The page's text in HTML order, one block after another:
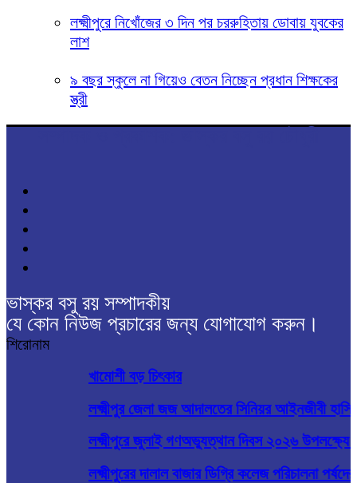
লক্ষ্মীপুরে নিখোঁজের ৩ দিন পর চররুহিতায় ডোবায় যুবকের
লাশ
৯ বছর স্কুলে না গিয়েও বেতন নিচ্ছেন প্রধান শিক্ষকের
স্ত্রী
ভাস্কর বসু রয় সম্পাদকীয়
যে কোন নিউজ প্রচারের জন্য যোগাযোগ করুন।
শিরোনাম
খামোশী বড় চিৎকার
লক্ষ্মীপুর জেলা জজ আদালতের সিনিয়র আইনজীবী
লক্ষ্মীপুরে জুলাই গণঅভ্যুত্থান দিবস ২০২৬ উপলক্ষ্যে
লক্ষ্মীপুরের দালাল বাজার ডিগ্রি কলেজ পরিচালনা